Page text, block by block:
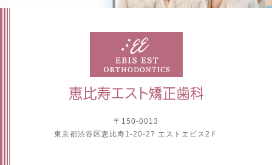
〒150-0013
東京都渋谷区恵比寿1-20-27 エストエビス2Ｆ